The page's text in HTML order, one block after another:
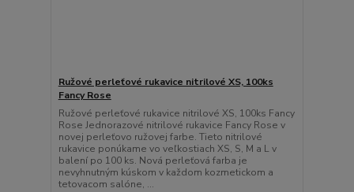
Ružové perleťové rukavice nitrilové XS, 100ks
Fancy Rose
Ružové perleťové rukavice nitrilové XS, 100ks Fancy
Rose Jednorazové nitrilové rukavice Fancy Rose v
novej perleťovo ružovej farbe. Tieto nitrilové
rukavice ponúkame vo veľkostiach XS, S, M a L v
balení po 100 ks. Nová perleťová farba je
nevyhnutným kúskom v každom kozmetickom a
tetovacom salóne, ...